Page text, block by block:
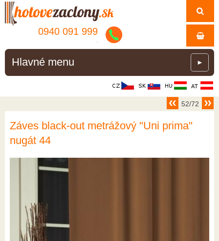
0940 091 999
Hlavné menu ►
52/72
Záves black-out metrážový "Uni prima"
nugát 44